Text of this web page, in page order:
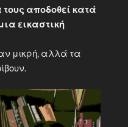
αποδοθεί κατά
εικαστική
μικρή, αλλά τα